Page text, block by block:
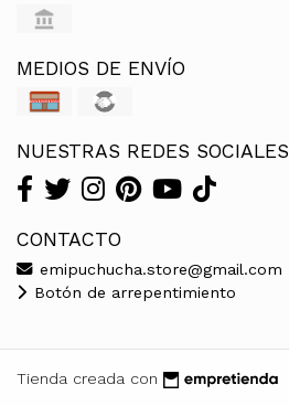
MEDIOS DE ENVÍO
NUESTRAS REDES SOCIALES
CONTACTO
emipuchucha.store@gmail.com
Botón de arrepentimiento
Tienda creada con